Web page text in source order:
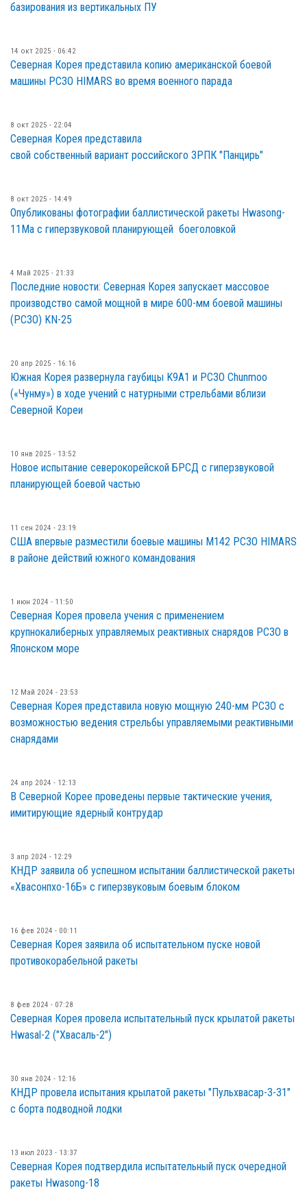
базирования из вертикальных ПУ
14 окт 2025 - 06:42
Северная Корея представила копию американской боевой
машины РСЗО HIMARS во время военного парада
8 окт 2025 - 22:04
Северная Корея представила
свой собственный вариант российского ЗРПК "Панцирь"
8 окт 2025 - 14:49
Опубликованы фотографии баллистической ракеты Hwasong-
11Ма с гиперзвуковой планирующей боеголовкой
4 Май 2025 - 21:33
Последние новости: Северная Корея запускает массовое
производство самой мощной в мире 600-мм боевой машины
(РСЗО) KN-25
20 апр 2025 - 16:16
Южная Корея развернула гаубицы K9A1 и РСЗО Chunmoo
(«Чунму») в ходе учений с натурными стрельбами вблизи
Северной Кореи
10 янв 2025 - 13:52
Новое испытание северокорейской БРСД с гиперзвуковой
планирующей боевой частью
11 сен 2024 - 23:19
США впервые разместили боевые машины M142 РСЗО HIMARS
в районе действий южного командования
1 июн 2024 - 11:50
Северная Корея провела учения с применением
крупнокалиберных управляемых реактивных снарядов РСЗО в
Японском море
12 Май 2024 - 23:53
Северная Корея представила новую мощную 240-мм РСЗО с
возможностью ведения стрельбы управляемыми реактивными
снарядами
24 апр 2024 - 12:13
В Северной Корее проведены первые тактические учения,
имитирующие ядерный контрудар
3 апр 2024 - 12:29
КНДР заявила об успешном испытании баллистической ракеты
«Хвасонпхо-16Б» с гиперзвуковым боевым блоком
16 фев 2024 - 00:11
Северная Корея заявила об испытательном пуске новой
противокорабельной ракеты
8 фев 2024 - 07:28
Северная Корея провела испытательный пуск крылатой ракеты
Hwasal-2 ("Хвасаль-2")
30 янв 2024 - 12:16
КНДР провела испытания крылатой ракеты "Пульхвасар-3-31"
с борта подводной лодки
13 июл 2023 - 13:37
Северная Корея подтвердила испытательный пуск очередной
ракеты Hwasong-18